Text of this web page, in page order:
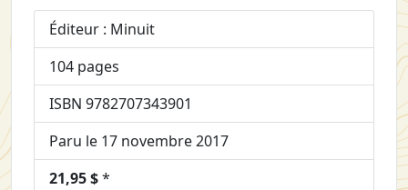
Éditeur : Minuit
104 pages
ISBN 9782707343901
Paru le 17 novembre 2017
21,95 $*